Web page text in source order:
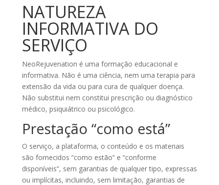
NATUREZA
INFORMATIVA DO
SERVIÇO
NeoRejuvenation é uma formação educacional e
informativa. Não é uma ciência, nem uma terapia para
extensão da vida ou para cura de qualquer doença.
Não substitui nem constitui prescrição ou diagnóstico
médico, psiquiátrico ou psicológico.
Prestação “como está”
O serviço, a plataforma, o conteúdo e os materiais
são fornecidos “como estão” e “conforme
disponíveis”, sem garantias de qualquer tipo, expressas
ou implícitas, incluindo, sem limitação, garantias de